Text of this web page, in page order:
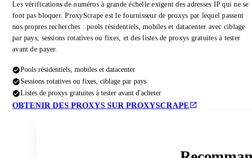
Les vérifications de numéros à grande échelle exigent des adresses IP qui ne se
font pas bloquer. ProxyScrape est le fournisseur de proxys par lequel passent
nos propres recherches : pools résidentiels, mobiles et datacenter avec ciblage
par pays, sessions rotatives ou fixes, et des listes de proxys gratuites à tester
avant de payer.
Pools résidentiels, mobiles et datacenter
Sessions rotatives ou fixes, ciblage par pays
Listes de proxys gratuites à tester avant d'acheter
OBTENIR DES PROXYS SUR PROXYSCRAPE